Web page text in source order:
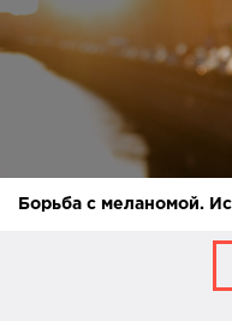
Борьба с меланомой.